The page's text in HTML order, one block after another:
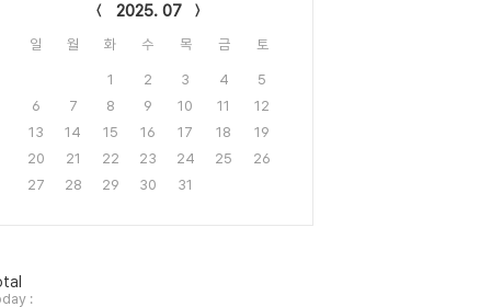
2025. 07
일 월 화 수 목 금 토
1 2 3 4
5
6
7 8 9 10 11
12
13
14 15 16 17 18
19
20
21 22 23 24 25
26
27
28 29 30 31
: